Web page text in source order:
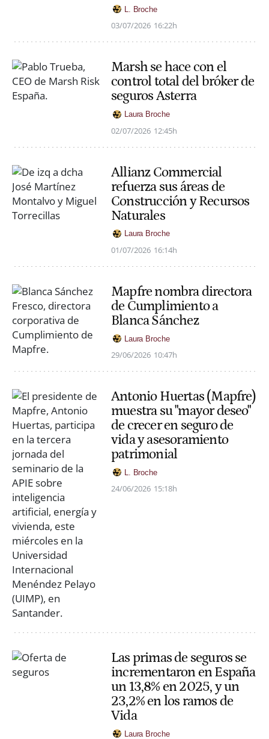
L. Broche
03/07/2026 16:22h
Marsh se hace con el
control total del bróker de
seguros Asterra
Laura Broche
02/07/2026 12:45h
Allianz Commercial
refuerza sus áreas de
Construcción y Recursos
Naturales
Laura Broche
01/07/2026 16:14h
Mapfre nombra directora
de Cumplimiento a
Blanca Sánchez
Laura Broche
29/06/2026 10:47h
Antonio Huertas (Mapfre)
muestra su "mayor deseo"
de crecer en seguro de
vida y asesoramiento
patrimonial
L. Broche
24/06/2026 15:18h
Las primas de seguros se
incrementaron en España
un 13,8% en 2025, y un
23,2% en los ramos de
Vida
Laura Broche